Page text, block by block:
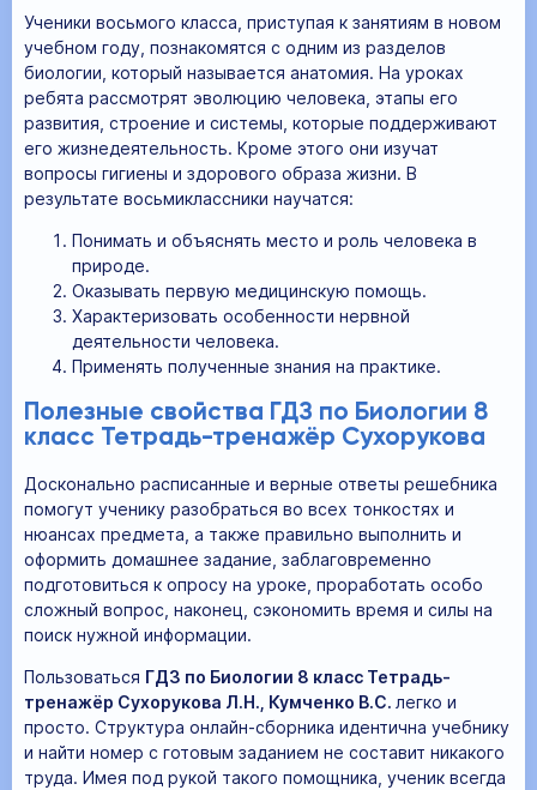
Ученики восьмого класса, приступая к занятиям в новом
учебном году, познакомятся с одним из разделов
биологии, который называется анатомия. На уроках
ребята рассмотрят эволюцию человека, этапы его
развития, строение и системы, которые поддерживают
его жизнедеятельность. Кроме этого они изучат
вопросы гигиены и здорового образа жизни. В
результате восьмиклассники научатся:
Понимать и объяснять место и роль человека в
природе.
Оказывать первую медицинскую помощь.
Характеризовать особенности нервной
деятельности человека.
Применять полученные знания на практике.
Полезные свойства ГДЗ по Биологии 8
класс Тетрадь-тренажёр Сухорукова
Досконально расписанные и верные ответы решебника
помогут ученику разобраться во всех тонкостях и
нюансах предмета, а также правильно выполнить и
оформить домашнее задание, заблаговременно
подготовиться к опросу на уроке, проработать особо
сложный вопрос, наконец, сэкономить время и силы на
поиск нужной информации.
Пользоваться ГДЗ по Биологии 8 класс Тетрадь-
тренажёр Сухорукова Л.Н., Кумченко В.С. легко и
просто. Структура онлайн-сборника идентична учебнику
и найти номер с готовым заданием не составит никакого
труда. Имея под рукой такого помощника, ученик всегда